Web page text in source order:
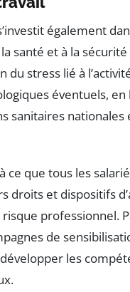
également
santé et à la
du stress lié à
éventuels, en
sanitaires nationales
ce que tous les
droits et dispositifs
professionnel.
de
les